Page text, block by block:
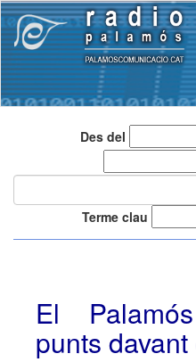
Des del
Terme clau
El
punts